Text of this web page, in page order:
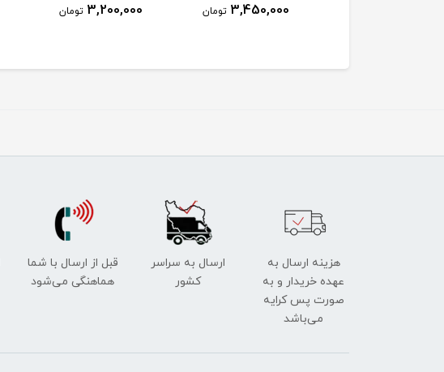
3,450,000 تومان 3,200,000 تومان
هزینه ارسال به
عهده خریدار و به
صورت پس کرایه
می‌باشد
ارسال به سراسر
کشور
قبل از ارسال با شما
هماهنگی می‌شود